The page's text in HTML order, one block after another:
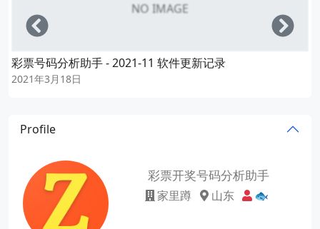
NO IMAGE
彩票号码分析助手 - 2021-11 软件更新记录
2021年3月18日
Left
Profile
彩票开奖号码分析助手
家里蹲 山东 🐟